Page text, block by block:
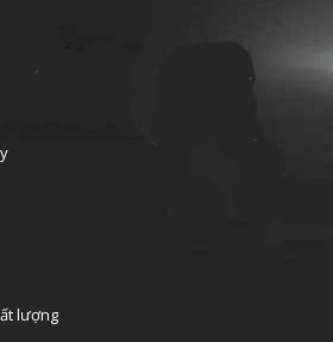
lượng